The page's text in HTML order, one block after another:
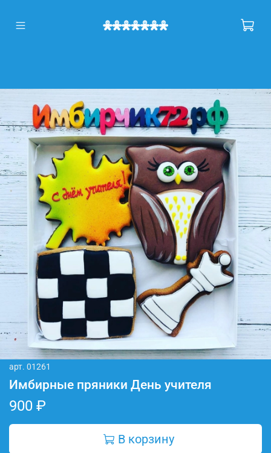
арт. 01261
Имбирные пряники День учителя
900 ₽
В корзину